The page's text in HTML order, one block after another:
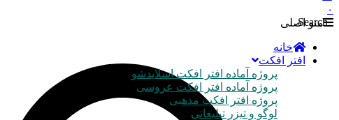
۰
Search
منو اصلی
خانه
افتر افکت
پروژه آماده افتر افکت اسلایدشو
پروژه آماده افتر افکت عروسی
پروژه افتر افکت مذهبی
لوگو و تیزر تبلیغاتی